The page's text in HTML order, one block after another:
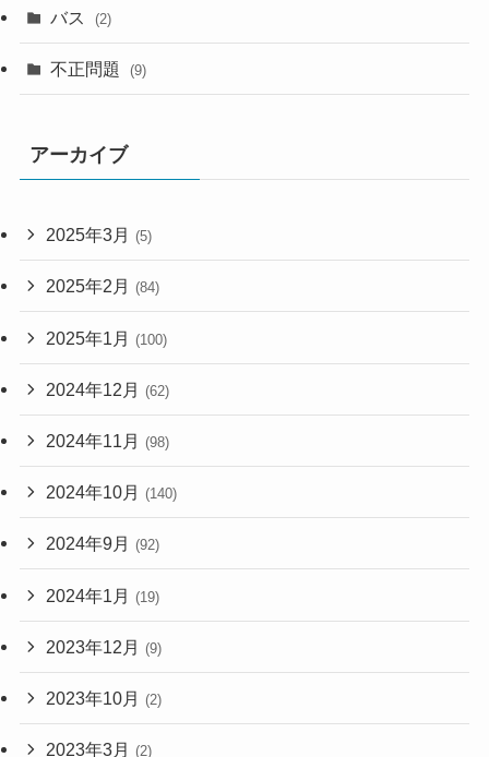
バス (2)
不正問題 (9)
アーカイブ
2025年3月 (5)
2025年2月 (84)
2025年1月 (100)
2024年12月 (62)
2024年11月 (98)
2024年10月 (140)
2024年9月 (92)
2024年1月 (19)
2023年12月 (9)
2023年10月 (2)
2023年3月 (2)